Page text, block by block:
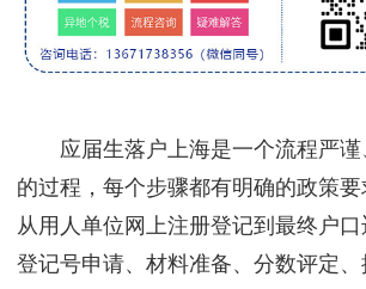
务
优
案
客
应届生落户上海是一个流程严谨
的过程，每个步骤都有明确的政策
从用人单位网上注册登记到最终户
登记号申请、材料准备、分数评定